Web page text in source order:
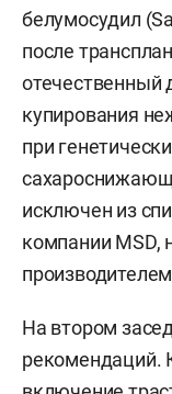
белумосудил
после
отечественный
купирования
при
исключен из
компании MSD,
На втором
рекомендаций.